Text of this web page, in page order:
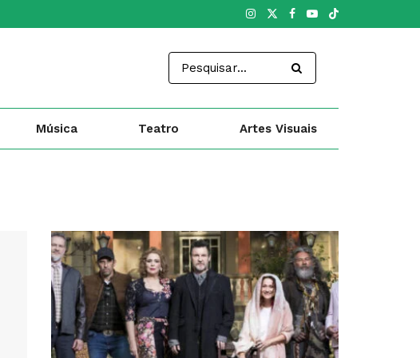
Música Teatro Artes Visuais